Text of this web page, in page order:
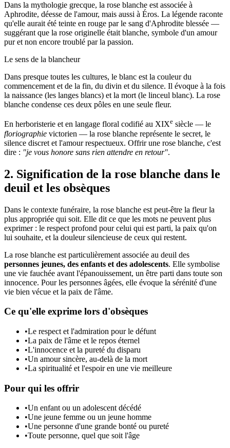
Dans la mythologie grecque, la rose blanche est associée à
Aphrodite, déesse de l'amour, mais aussi à Éros. La légende raconte
qu'elle aurait été teinte en rouge par le sang d'Aphrodite blessée —
suggérant que la rose originelle était blanche, symbole d'un amour
pur et non encore troublé par la passion.
Le sens de la blancheur
Dans presque toutes les cultures, le blanc est la couleur du
commencement et de la fin, du divin et du silence. Il évoque à la fois
la naissance (les langes blancs) et la mort (le linceul blanc). La rose
blanche condense ces deux pôles en une seule fleur.
En herboristerie et en langage floral codifié au XIXe siècle — le
floriographie victorien — la rose blanche représente le secret, le
silence discret et l'amour respectueux. Offrir une rose blanche, c'est
dire : "je vous honore sans rien attendre en retour".
2. Signification de la rose blanche dans le
deuil et les obsèques
Dans le contexte funéraire, la rose blanche est peut-être la fleur la
plus appropriée qui soit. Elle dit ce que les mots ne peuvent plus
exprimer : le respect profond pour celui qui est parti, la paix qu'on
lui souhaite, et la douleur silencieuse de ceux qui restent.
La rose blanche est particulièrement associée au deuil des
personnes jeunes, des enfants et des adolescents. Elle symbolise
une vie fauchée avant l'épanouissement, un être parti dans toute son
innocence. Pour les personnes âgées, elle évoque la sérénité d'une
vie bien vécue et la paix de l'âme.
Ce qu'elle exprime lors d'obsèques
•Le respect et l'admiration pour le défunt
•La paix de l'âme et le repos éternel
•L'innocence et la pureté du disparu
•Un amour sincère, au-delà de la mort
•La spiritualité et l'espoir en une vie meilleure
Pour qui les offrir
•Un enfant ou un adolescent décédé
•Une jeune femme ou un jeune homme
•Une personne d'une grande bonté ou pureté
•Toute personne, quel que soit l'âge